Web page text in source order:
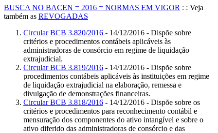
BUSCA NO BACEN = 2016 = NORMAS EM VIGOR : : Veja
também as REVOGADAS
Circular BCB 3.820/2016 - 14/12/2016 - Dispõe sobre
critérios e procedimentos contábeis aplicáveis às
administradoras de consórcio em regime de liquidação
extrajudicial.
Circular BCB 3.819/2016 - 14/12/2016 - Dispõe sobre
procedimentos contábeis aplicáveis às instituições em regime
de liquidação extrajudicial na elaboração, remessa e
divulgação de demonstrações financeiras.
Circular BCB 3.818/2016 - 14/12/2016 - Dispõe sobre os
critérios e procedimentos para reconhecimento contábil e
mensuração dos componentes do ativo intangível e sobre o
ativo diferido das administradoras de consórcio e das